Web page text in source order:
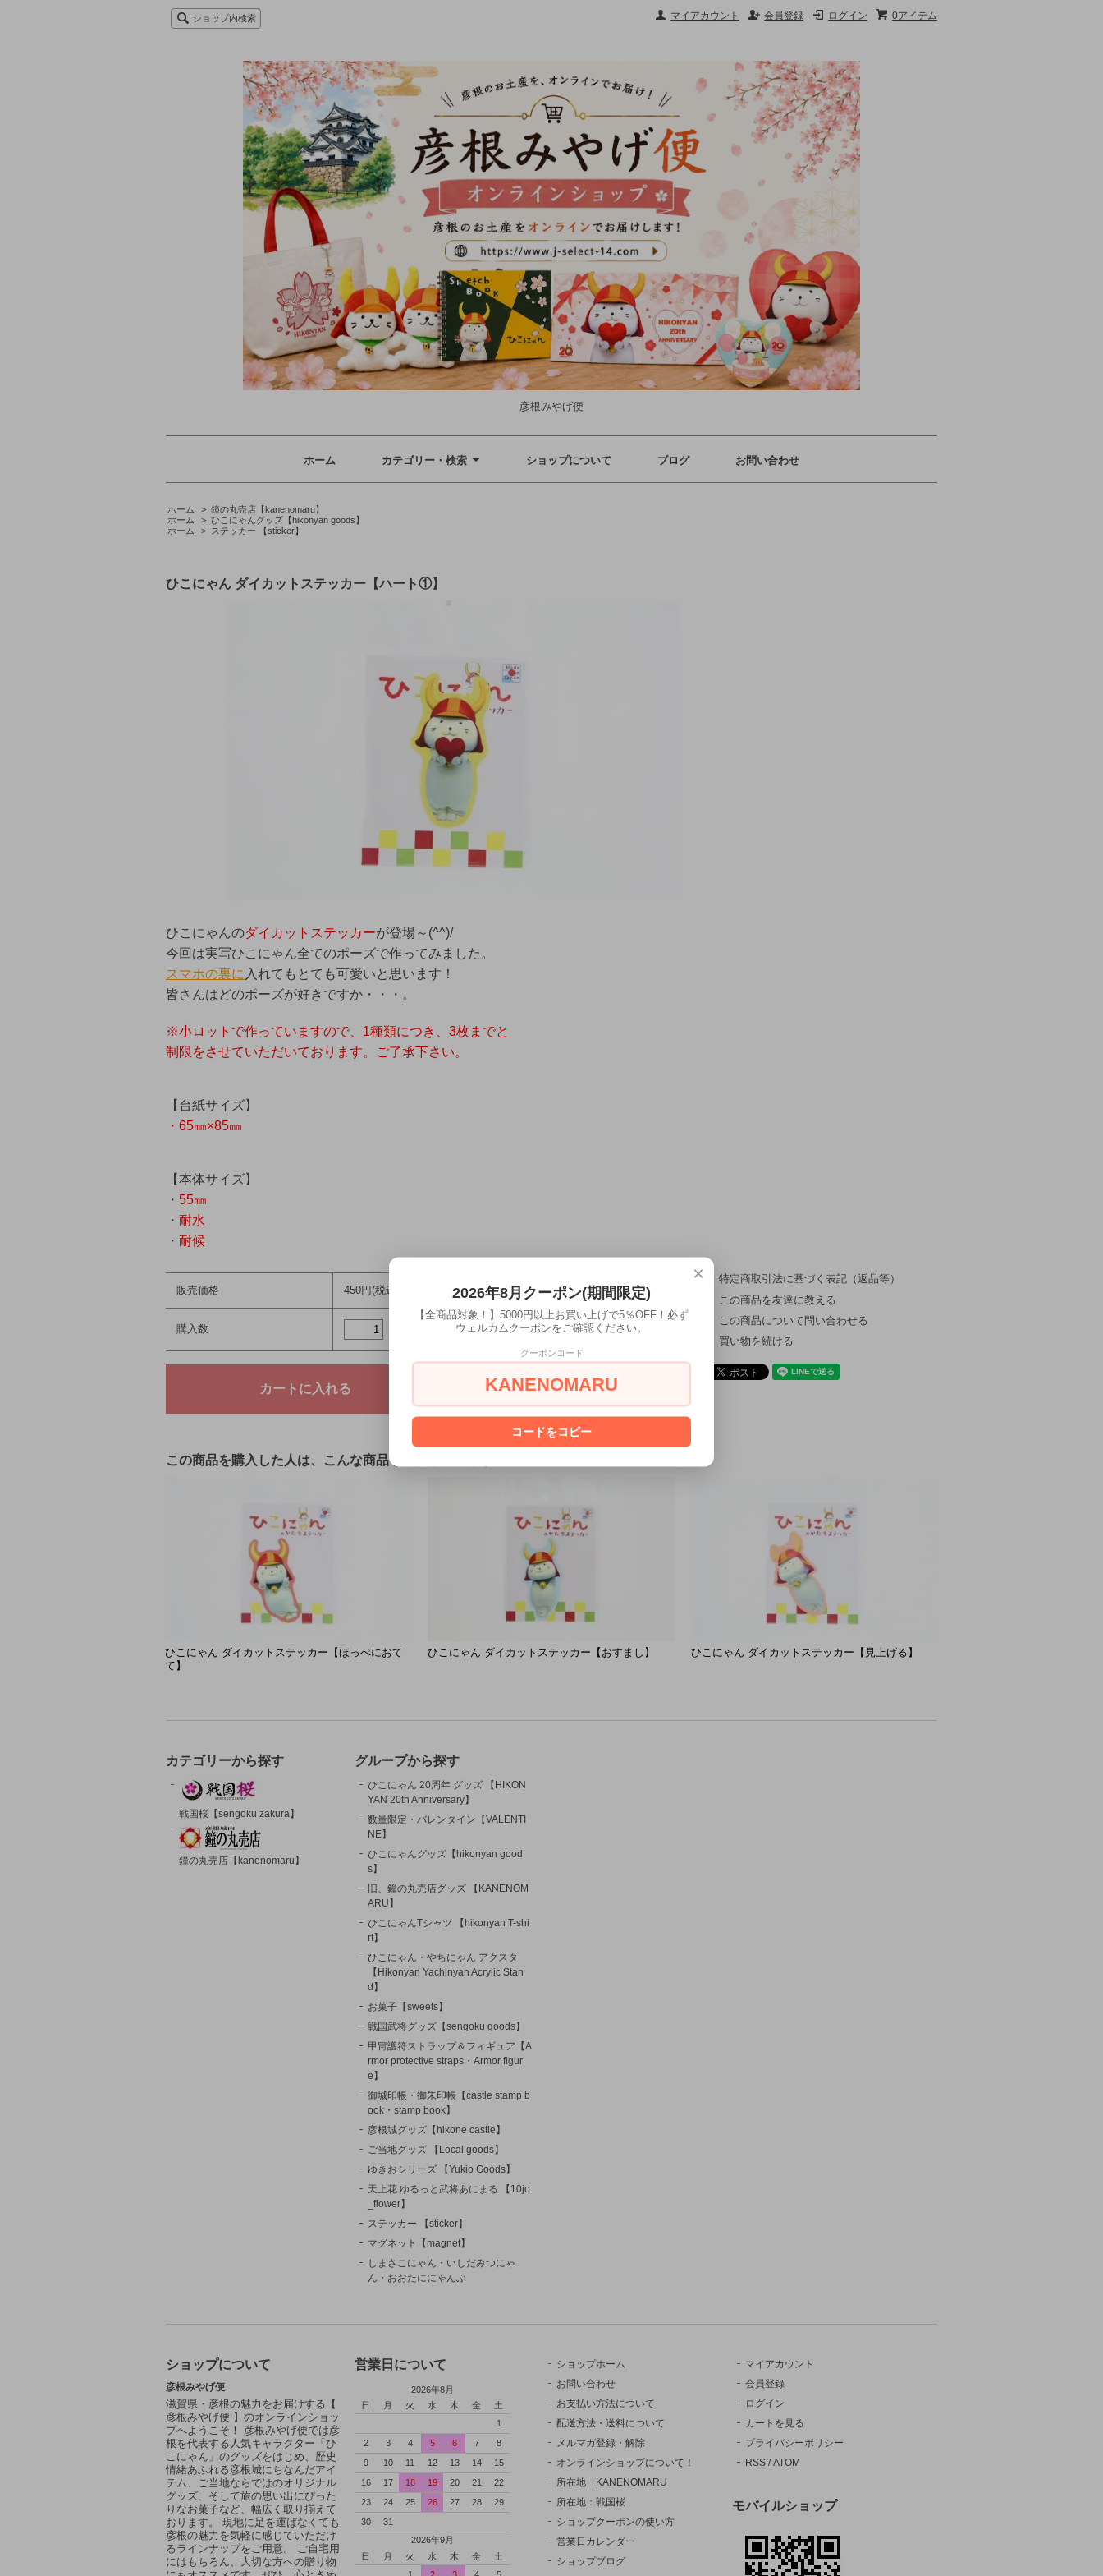
0アイテム
ログイン
会員登録
マイアカウント
ショップ内検索
彦根みやげ便
ホーム カテゴリー・検索 ショップについて ブログ お問い合わせ
ホーム > 鐘の丸売店【kanenomaru】
ホーム
> ひこにゃんグッズ【hikonyan goods】
ホーム
> ステッカー 【sticker】
ひこにゃん ダイカットステッカー【ハート①】
ひこにゃんのダイカットステッカーが登場～(^^)/
今回は実写ひこにゃん全てのポーズで作ってみました。
スマホの裏に入れてもとても可愛いと思います！
皆さんはどのポーズが好きですか・・・。
※小ロットで作っていますので、1種類につき、3枚までと
制限をさせていただいております。ご了承下さい。
【台紙サイズ】
・65㎜×85㎜
【本体サイズ】
・ 55㎜
・ 耐水
・ 耐候
販売価格 450円(税込)
購入数
特定商取引法に基づく表記（返品等）
この商品を友達に教える
この商品について問い合わせる
買い物を続ける
この商品を購入した人は、こんな商品も購入しています
ひこにゃん ダイカットステッカー【ほっぺにおて
て】
ひこにゃん ダイカットステッカー【おすまし】 ひこにゃん ダイカットステッカー【見上げる】
カテゴリーから探す
戦国桜【sengoku zakura】
鐘の丸売店【kanenomaru】
グループから探す
ひこにゃん 20周年 グッズ 【HIKON
YAN 20th Anniversary】
数量限定・バレンタイン【VALENTI
NE】
ひこにゃんグッズ【hikonyan good
s】
旧、鐘の丸売店グッズ 【KANENOM
ARU】
ひこにゃんTシャツ 【hikonyan T-shi
rt】
ひこにゃん・やちにゃん アクスタ
【Hikonyan Yachinyan Acrylic Stan
d】
お菓子【sweets】
戦国武将グッズ【sengoku goods】
甲冑護符ストラップ＆フィギュア【A
rmor protective straps・Armor figur
e】
御城印帳・御朱印帳【castle stamp b
ook・stamp book】
彦根城グッズ【hikone castle】
ご当地グッズ 【Local goods】
ゆきおシリーズ 【Yukio Goods】
天上花 ゆるっと武将あにまる 【10jo
_flower】
ステッカー 【sticker】
マグネット【magnet】
しまさこにゃん・いしだみつにゃ
ん・おおたににゃんぶ
ショップについて
彦根みやげ便
滋賀県・彦根の魅力をお届けする【
彦根みやげ便 】のオンラインショッ
プへようこそ！ 彦根みやげ便では彦
根を代表する人気キャラクター「ひ
こにゃん」のグッズをはじめ、歴史
情緒あふれる彦根城にちなんだアイ
テム、ご当地ならではのオリジナル
グッズ、そして旅の思い出にぴった
りなお菓子など、幅広く取り揃えて
おります。 現地に足を運ばなくても
彦根の魅力を気軽に感じていただけ
るラインナップをご用意。 ご自宅用
にはもちろん、大切な方への贈り物
営業日について
2026年8月
日
月 火 水 木 金
土
1
2
3 4 5 6 7
8
9
10 11 12 13 14
15
16
17 18 19 20 21
22
23
24 25 26 27 28
29
30
31
2026年9月
日
月 火 水 木 金
土
1
2 3 4 5
ショップホーム
お問い合わせ
お支払い方法について
配送方法・送料について
メルマガ登録・解除
オンラインショップについて！
所在地 KANENOMARU
所在地：戦国桜
ショップクーポンの使い方
営業日カレンダー
ショップブログ
マイアカウント
会員登録
ログイン
カートを見る
プライバシーポリシー
RSS /ATOM
モバイルショップ
×
2026年8月クーポン(期間限定)
【全商品対象！】5000円以上お買い上げで5％OFF！必ず
ウェルカムクーポンをご確認ください。
クーポンコード
KANENOMARU
コードをコピー